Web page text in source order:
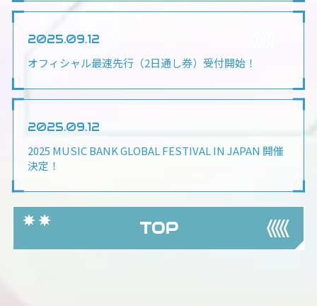
2025.09.12
オフィシャル最速先行（2日通し券）受付開始！
2025.09.12
2025 MUSIC BANK GLOBAL FESTIVAL IN JAPAN 開催
決定！
TOP